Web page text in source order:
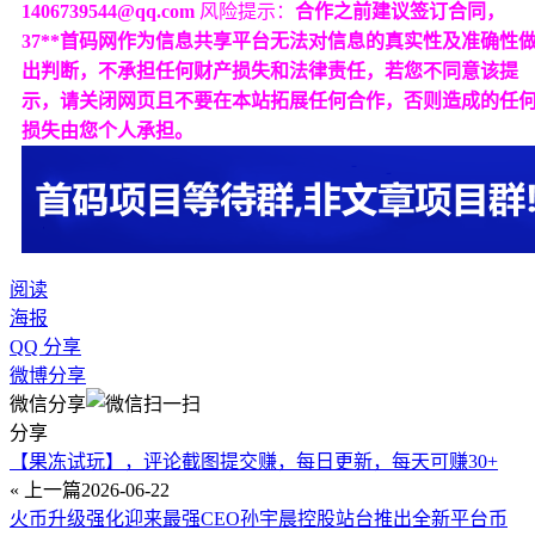
1406739544@qq.com 风险提示： 合作之前建议签订合同，
37**首码网作为信息共享平台无法对信息的真实性及准确性
出判断，不承担任何财产损失和法律责任，若您不同意该提
示，请关闭网页且不要在本站拓展任何合作，否则造成的任
损失由您个人承担。
阅读
海报
QQ 分享
微博分享
微信分享
分享
【果冻试玩】，评论截图提交赚，每日更新，每天可赚30+
« 上一篇2026-06-22
火币升级强化迎来最强CEO孙宇晨控股站台推出全新平台币